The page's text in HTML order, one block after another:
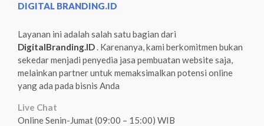
DIGITAL BRANDING.ID
Layanan ini adalah salah satu bagian dari
DigitalBranding.ID . Karenanya, kami berkomitmen bukan
sekedar menjadi penyedia jasa pembuatan website saja,
melainkan partner untuk memaksimalkan potensi online
yang ada pada bisnis Anda
Live Chat
Online Senin-Jumat (09:00 – 15:00) WIB